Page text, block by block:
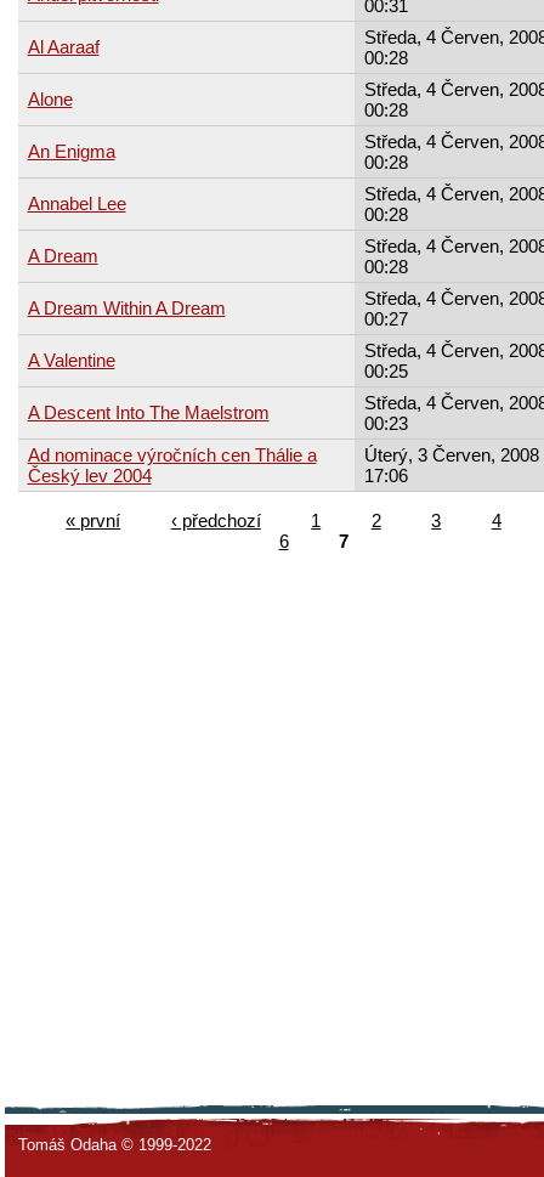
00:31
Al Aaraaf
Středa, 4 Červen,
00:28
Alone
Středa, 4 Červen,
00:28
An Enigma
Středa, 4 Červen,
00:28
Annabel Lee
Středa, 4 Červen,
00:28
A Dream
Středa, 4 Červen,
00:28
A Dream Within A Dream
Středa, 4 Červen,
00:27
A Valentine
Středa, 4 Červen,
00:25
A Descent Into The Maelstrom
Středa, 4 Červen,
00:23
Ad nominace výročních cen Thálie a
Český lev 2004
Úterý, 3 Červen, 2008
17:06
« první ‹ předchozí 1 2 3
4
6
7
Tomáš Odaha © 1999-2022